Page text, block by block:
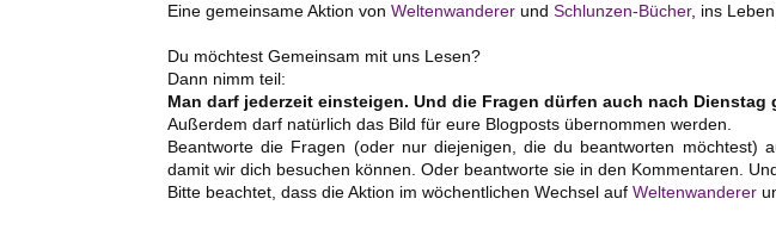
Eine gemeinsame Aktion von Weltenwanderer und Schlunzen-Bücher, ins
Du möchtest Gemeinsam mit uns Lesen?
Dann nimm teil:
Man darf jederzeit einsteigen. Und die Fragen dürfen auch nach Dienstag
Außerdem darf natürlich das Bild für eure Blogposts übernommen werden.
Beantworte die Fragen (oder nur diejenigen, die du beantworten möchtest)
damit wir dich besuchen können. Oder beantworte sie in den Kommentaren.
Bitte beachtet, dass die Aktion im wöchentlichen Wechsel auf Weltenwanderer